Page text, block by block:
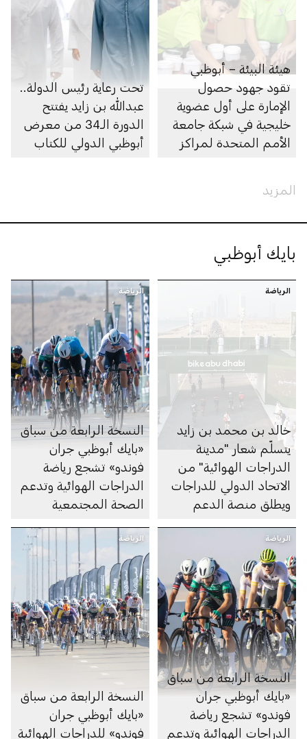
هيئة البيئة – أبوظبي
تقود جهود حصول
الإمارة على أول عضوية
خليجية في شبكة جامعة
الأمم المتحدة لمراكز
التنمية المستدامة
تحت رعاية رئيس الدولة..
عبدالله بن زايد يفتتح
الدورة الـ34 من معرض
أبوظبي الدولي للكتاب
المزيد
بايك أبوظبي
الرياضة
خالد بن محمد بن زايد
يتسلّم شعار "مدينة
الدراجات الهوائية" من
الاتحاد الدولي للدراجات
ويطلق منصة الدعم
الرياضة
النسخة الرابعة من سباق
«بايك أبوظبي جران
فوندو» تشجع رياضة
الدراجات الهوائية وتدعم
الصحة المجتمعية
الرياضة
النسخة الرابعة من سباق
«بايك أبوظبي جران
فوندو» تشجع رياضة
الدراجات الهوائية وتدعم
الرياضة
النسخة الرابعة من سباق
«بايك أبوظبي جران
فوندو» للدراجات الهوائية